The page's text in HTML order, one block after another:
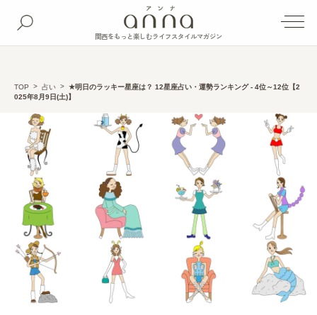
関西をもっと楽しむライフスタイルマガジン
TOP 占い
★明日のラッキー星座は？ 12星座占い・運勢ランキング - 4位～12位【2
025年8月9日(土)】